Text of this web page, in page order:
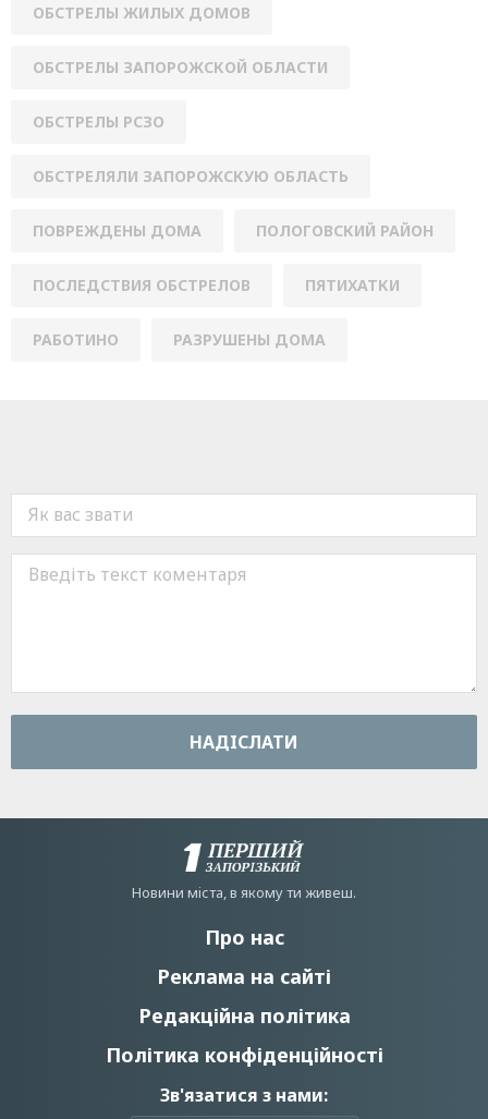
ОБСТРЕЛЫ ЖИЛЫХ ДОМОВ
ОБСТРЕЛЫ ЗАПОРОЖСКОЙ ОБЛАСТИ
ОБСТРЕЛЫ РСЗО
ОБСТРЕЛЯЛИ ЗАПОРОЖСКУЮ ОБЛАСТЬ
ПОВРЕЖДЕНЫ ДОМА ПОЛОГОВСКИЙ РАЙОН
ПОСЛЕДСТВИЯ ОБСТРЕЛОВ ПЯТИХАТКИ
РАБОТИНО РАЗРУШЕНЫ ДОМА
НАДIСЛАТИ
Новини мiста, в якому ти живеш.
Про нас
Реклама на сайті
Редакційна політика
Політика конфіденційності
Зв'язатися з нами: